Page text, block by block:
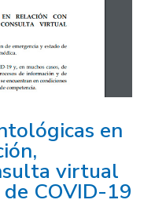
en
virtual
COVID-19